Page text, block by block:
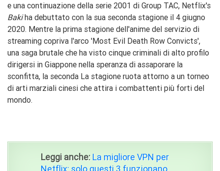
e una continuazione della serie 2001 di Group TAC, Netflix's
Bakiha debuttato con la sua seconda stagione il 4 giugno
2020. Mentre la prima stagione dell'anime del servizio di
streaming copriva l'arco 'Most Evil Death Row Convicts',
una saga brutale che ha visto cinque criminali di alto profilo
dirigersi in Giappone nella speranza di assaporare la
sconfitta, la seconda La stagione ruota attorno a un torneo
di arti marziali cinesi che attira i combattenti più forti del
mondo.
Leggi anche: La migliore VPN per